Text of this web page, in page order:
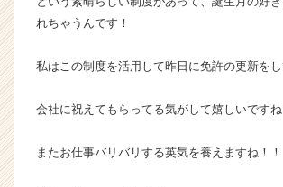
れちゃうんです！
私はこの制度を活用して昨日に免許の更新をし
会社に祝えてもらってる気がして嬉しいですね
またお仕事バリバリする英気を養えますね！！